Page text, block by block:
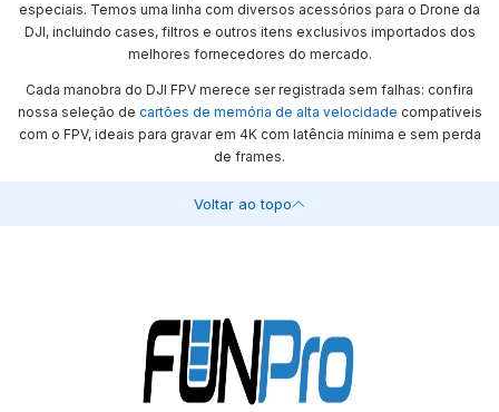
especiais. Temos uma linha com diversos acessórios para o Drone da
DJI, incluindo cases, filtros e outros itens exclusivos importados dos
melhores fornecedores do mercado.
Cada manobra do DJI FPV merece ser registrada sem falhas: confira
nossa seleção de cartões de memória de alta velocidade compatíveis
com o FPV, ideais para gravar em 4K com latência mínima e sem perda
de frames.
Voltar ao topo